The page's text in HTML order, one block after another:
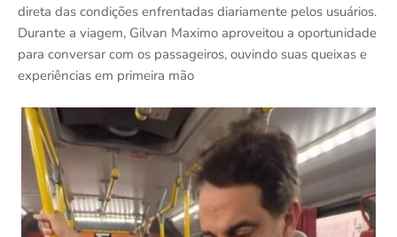
direta das condições enfrentadas diariamente pelos usuários.
Durante a viagem, Gilvan Maximo aproveitou a oportunidade
para conversar com os passageiros, ouvindo suas queixas e
experiências em primeira mão